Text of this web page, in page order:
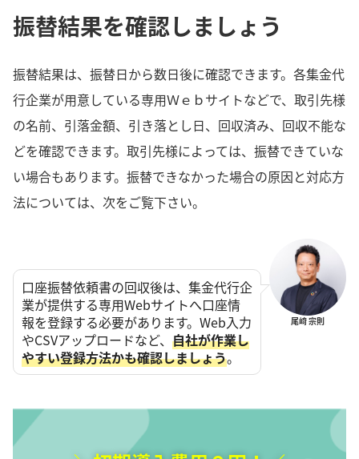
振替結果を確認しましょう
振替結果は、振替日から数日後に確認できます。各集金代
行企業が用意している専用Ｗｅｂサイトなどで、取引先様
の名前、引落金額、引き落とし日、回収済み、回収不能な
どを確認できます。取引先様によっては、振替できていな
い場合もあります。振替できなかった場合の原因と対応方
法については、次をご覧下さい。
口座振替依頼書の回収後は、集金代行企
業が提供する専用Webサイトへ口座情
報を登録する必要があります。Web入力
やCSVアップロードなど、 自社が作業し
やすい登録方法かも確認しましょう。
尾﨑 宗則